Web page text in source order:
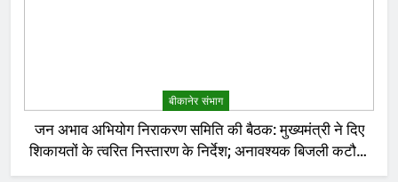
बीकानेर संभाग
जन अभाव अभियोग निराकरण समिति की बैठक: मुख्यमंत्री ने दिए
शिकायतों के त्वरित निस्तारण के निर्देश; अनावश्यक बिजली कटौती
पर सख्त रुख